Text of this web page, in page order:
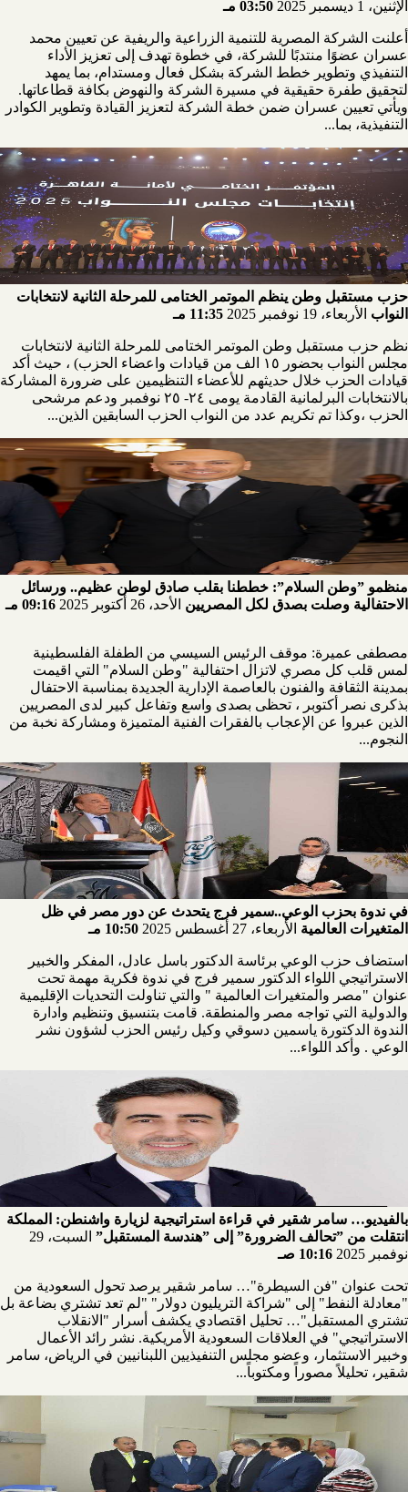
الإثنين، 1 ديسمبر 2025 03:50 مـ
أعلنت الشركة المصرية للتنمية الزراعية والريفية عن تعيين محمد
عسران عضوًا منتدبًا للشركة، في خطوة تهدف إلى تعزيز الأداء
التنفيذي وتطوير خطط الشركة بشكل فعال ومستدام، بما يمهد
لتحقيق طفرة حقيقية في مسيرة الشركة والنهوض بكافة قطاعاتها.
ويأتي تعيين عسران ضمن خطة الشركة لتعزيز القيادة وتطوير الكوادر
التنفيذية، بما...
حزب مستقبل وطن ينظم الموتمر الختامى للمرحلة الثانية لانتخابات
النواب الأربعاء، 19 نوفمبر 2025 11:35 مـ
نظم حزب مستقبل وطن الموتمر الختامى للمرحلة الثانية لانتخابات
مجلس النواب بحضور ١٥ الف من قيادات واعضاء الحزب) ، حيث أكد
قيادات الحزب خلال حديثهم للأعضاء التنظيمين على ضرورة المشاركة
بالانتخابات البرلمانية القادمة يومى ٢٤- ٢٥ نوفمبر ودعم مرشحى
الحزب ،وكذا تم تكريم عدد من النواب الحزب السابقين الذين...
منظمو ”وطن السلام”: خططنا بقلب صادق لوطن عظيم.. ورسائل
الاحتفالية وصلت بصدق لكل المصريين الأحد، 26 أكتوبر 2025 09:16 مـ
مصطفى عميرة: موقف الرئيس السيسي من الطفلة الفلسطينية
لمس قلب كل مصري لاتزال احتفالية "وطن السلام" التي اقيمت
بمدينة الثقافة والفنون بالعاصمة الإدارية الجديدة بمناسبة الاحتفال
بذكرى نصر أكتوبر ، تحظى بصدى واسع وتفاعل كبير لدى المصريين
الذين عبروا عن الإعجاب بالفقرات الفنية المتميزة ومشاركة نخبة من
النجوم...
في ندوة بحزب الوعي..سمير فرج يتحدث عن دور مصر في ظل
المتغيرات العالمية الأربعاء، 27 أغسطس 2025 10:50 مـ
استضاف حزب الوعي برئاسة الدكتور باسل عادل، المفكر والخبير
الاستراتيجي اللواء الدكتور سمير فرج في ندوة فكرية مهمة تحت
عنوان "مصر والمتغيرات العالمية " والتي تناولت التحديات الإقليمية
والدولية التي تواجه مصر والمنطقة. قامت بتنسيق وتنظيم وادارة
الندوة الدكتورة ياسمين دسوقي وكيل رئيس الحزب لشؤون نشر
الوعي . وأكد اللواء...
بالفيديو… سامر شقير في قراءة استراتيجية لزيارة واشنطن: المملكة
انتقلت من ”تحالف الضرورة” إلى ”هندسة المستقبل”
السبت، 29
نوفمبر 2025
10:16 صـ
تحت عنوان "فن السيطرة"… سامر شقير يرصد تحول السعودية من
"معادلة النفط" إلى "شراكة التريليون دولار" "لم تعد تشتري بضاعة بل
تشتري المستقبل"… تحليل اقتصادي يكشف أسرار "الانقلاب
الاستراتيجي" في العلاقات السعودية الأمريكية. نشر رائد الأعمال
وخبير الاستثمار، وعضو مجلس التنفيذيين اللبنانيين في الرياض، سامر
شقير، تحليلاً مصوراً ومكتوباً...